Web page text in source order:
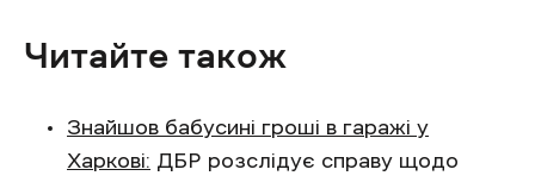
Читайте також
Знайшов бабусині гроші в гаражі у
Харкові: ДБР розслідує справу щодо